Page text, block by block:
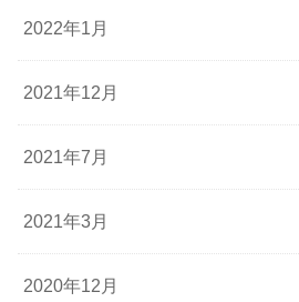
2022年1月
2021年12月
2021年7月
2021年3月
2020年12月